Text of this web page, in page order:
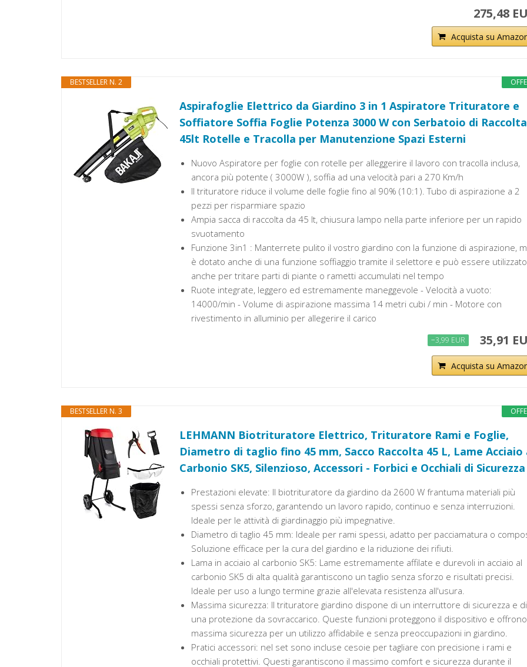
275,48
Acquista su
BESTSELLER N. 2
Aspirafoglie Elettrico da Giardino 3 in 1 Aspiratore Trituratore e
Soffiatore Soffia Foglie Potenza 3000 W con Serbatoio di Raccolta
45lt Rotelle e Tracolla per Manutenzione Spazi Esterni
Nuovo Aspiratore per foglie con rotelle per alleggerire il lavoro con tracolla inclusa,
ancora più potente ( 3000W ), soffia ad una velocità pari a 270 Km/h
Il trituratore riduce il volume delle foglie fino al 90% (10:1). Tubo di aspirazione a 2
pezzi per risparmiare spazio
Ampia sacca di raccolta da 45 lt, chiusura lampo nella parte inferiore per un rapido
svuotamento
Funzione 3in1 : Manterrete pulito il vostro giardino con la funzione di aspirazione,
è dotato anche di una funzione soffiaggio tramite il selettore e può essere utilizzato
anche per tritare parti di piante o rametti accumulati nel tempo
Ruote integrate, leggero ed estremamente maneggevole - Velocità a vuoto:
14000/min - Volume di aspirazione massima 14 metri cubi / min - Motore con
rivestimento in alluminio per allegerire il carico
−3,99 EUR 35,91
Acquista su
BESTSELLER N. 3
LEHMANN Biotrituratore Elettrico, Trituratore Rami e Foglie,
Diametro di taglio fino 45 mm, Sacco Raccolta 45 L, Lame Acciaio
Carbonio SK5, Silenzioso, Accessori - Forbici e Occhiali di Sicurezza
Prestazioni elevate: Il biotrituratore da giardino da 2600 W frantuma materiali più
spessi senza sforzo, garantendo un lavoro rapido, continuo e senza interruzioni.
Ideale per le attività di giardinaggio più impegnative.
Diametro di taglio 45 mm: Ideale per rami spessi, adatto per pacciamatura o
Soluzione efficace per la cura del giardino e la riduzione dei rifiuti.
Lama in acciaio al carbonio SK5: Lame estremamente affilate e durevoli in acciaio al
carbonio SK5 di alta qualità garantiscono un taglio senza sforzo e risultati precisi.
Ideale per uso a lungo termine grazie all'elevata resistenza all'usura.
Massima sicurezza: Il trituratore giardino dispone di un interruttore di sicurezza e di
una protezione da sovraccarico. Queste funzioni proteggono il dispositivo e
massima sicurezza per un utilizzo affidabile e senza preoccupazioni in giardino.
Pratici accessori: nel set sono incluse cesoie per tagliare con precisione i rami e
occhiali protettivi. Questi garantiscono il massimo comfort e sicurezza durante il